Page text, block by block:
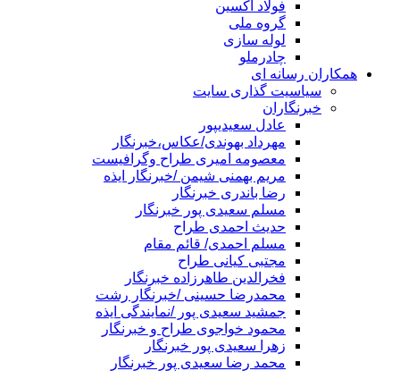
فولاد اکسین
گروه ملی
لوله سازی
چادرملو
همکاران رسانه ای
سیاسیت گذاری سایت
خبرنگاران
عادل سعیدیپور
مهرداد بهوندی/عکاس،خبرنگار
معصومه امیری طراح وگرافیست
مریم بهمنی شیمن /خبرنگار ایذه
رضا باندری خبرنگار
مسلم سعیدی پور خبرنگار
حدیث احمدی طراح
مسلم احمدی/ قائم مقام
مجتبی کیانی طراح
فخرالدین طاهرزاده خبرنگار
محمدرضا حسینی /خبرنگار رشت
جمشید سعیدی پور /نمایندگی ایذه
محمود خواجوی طراح و خبرنگار
زهرا سعیدی پور خبرنگار
محمد رضا سعیدی پور خبرنگار